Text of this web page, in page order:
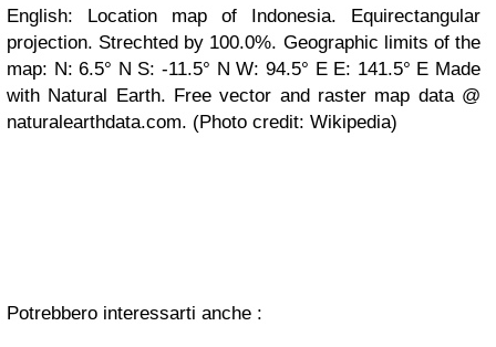
English: Location map of Indonesia. Equirectangular
projection. Strechted by 100.0%. Geographic limits of the
map: N: 6.5° N S: -11.5° N W: 94.5° E E: 141.5° E Made
with Natural Earth. Free vector and raster map data @
naturalearthdata.com. (Photo credit: Wikipedia)
Potrebbero interessarti anche :